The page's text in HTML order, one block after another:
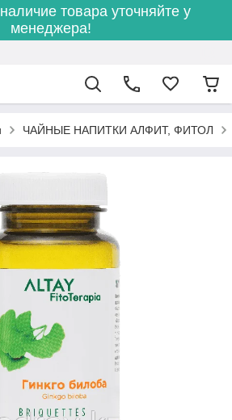
товара уточняйте у
менеджера!
ЧАЙНЫЕ НАПИТКИ АЛФИТ, ФИТОЛ